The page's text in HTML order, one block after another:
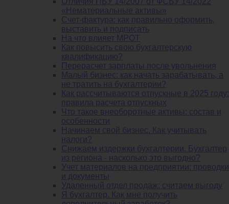
«Нематериальные активы»
Счет-фактура: как правильно оформить,
выставить и подписать
На что влияет МРОТ
Как повысить свою бухгалтерскую
квалификацию?
Перерасчет зарплаты после увольнения
Малый бизнес: как начать зарабатывать, а
не тратить на бухгалтерии?
Как рассчитываются отпускные в 2025 году:
правила расчета отпускных
Что такое внеоборотные активы: состав и
особенности
Начинаем свой бизнес. Как учитывать
налоги?
Снижаем издержки бухгалтерии. Бухгалтер
из региона - насколько это выгодно?
Учет материалов на предприятии: проводки
и документы
Удаленный отдел продаж: считаем выгоду
Я бухгалтер. Как мне получить